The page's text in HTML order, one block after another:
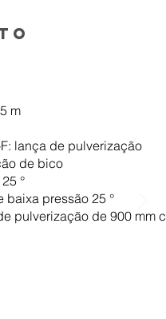
m
lança de pulverização
de bico
°
baixa pressão 25 °
pulverização de 900 mm c